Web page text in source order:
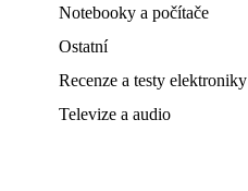
Notebooky a počítače
Ostatní
Recenze a testy elektroniky
Televize a audio